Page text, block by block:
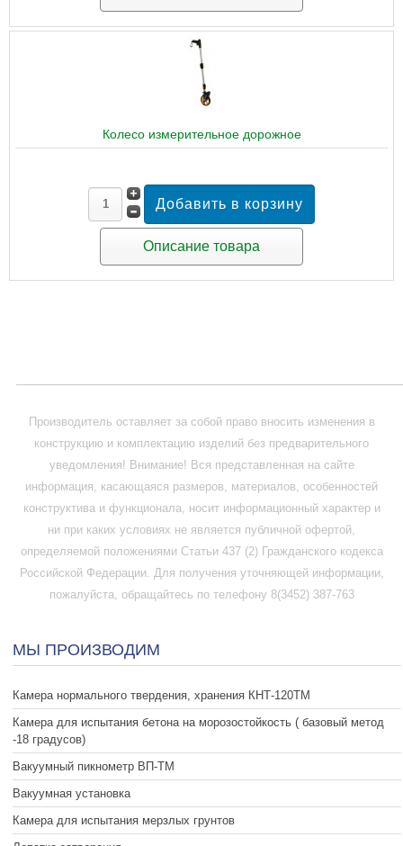
Колесо измерительное дорожное
Описание товара
Производитель оставляет за собой право вносить изменения в
конструкцию и комплектацию изделий без предварительного
уведомления! Внимание! Вся представленная на сайте
информация, касающаяся размеров, материалов, особенностей
конструктива и функционала, носит информационный характер и
ни при каких условиях не является публичной офертой,
определяемой положениями Статьи 437 (2) Гражданского кодекса
Российской Федерации. Для получения уточняющей информации,
пожалуйста, обращайтесь по телефону 8(3452) 387-763
МЫ ПРОИЗВОДИМ
Камера нормального твердения, хранения КНТ-120ТМ
Камера для испытания бетона на морозостойкость ( базовый метод
-18 градусов)
Вакуумный пикнометр ВП-ТМ
Вакуумная установка
Камера для испытания мерзлых грунтов